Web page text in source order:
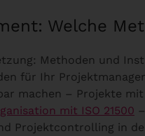
Welche
Methoden und
für Ihr
machen – Projekte
mit ISO 21500
Projektcontrolling in